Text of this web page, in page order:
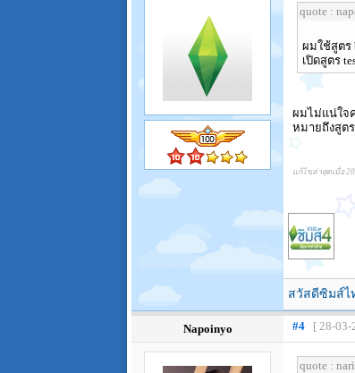
quote :
ผมใช้สูตร
เปิดสูตร
ผมไม่แน่ใจ
หมายถึงสูต
แก้ไขล่าสุดเมื่อ
สวัสดีซิมส์ไ
Napoinyo #4 [ 28-03-
quote :